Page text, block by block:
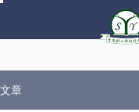
文章